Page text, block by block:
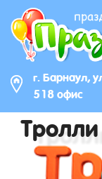
г. Барнаул,
518 офис
Тролли